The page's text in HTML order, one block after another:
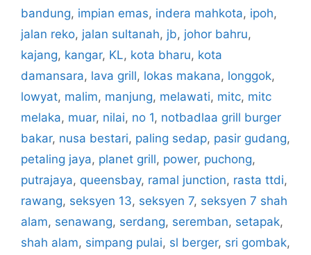
bandung, impian emas, indera mahkota, ipoh,
jalan reko, jalan sultanah, jb, johor bahru,
kajang, kangar, KL, kota bharu, kota
damansara, lava grill, lokas makana, longgok,
lowyat, malim, manjung, melawati, mitc, mitc
melaka, muar, nilai, no 1, notbadlaa grill burger
bakar, nusa bestari, paling sedap, pasir gudang,
petaling jaya, planet grill, power, puchong,
putrajaya, queensbay, ramal junction, rasta ttdi,
rawang, seksyen 13, seksyen 7, seksyen 7 shah
alam, senawang, serdang, seremban, setapak,
shah alam, simpang pulai, sl berger, sri gombak,